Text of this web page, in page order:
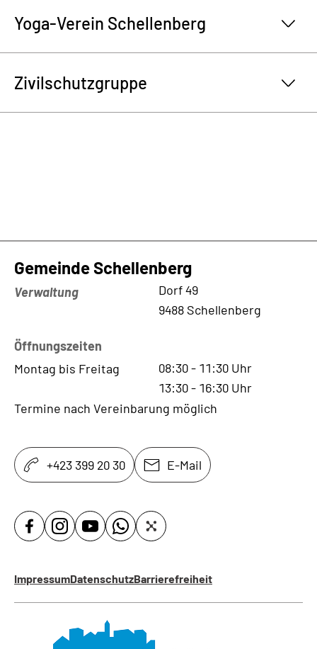
Yoga-Verein Schellenberg
Zivilschutzgruppe
Gemeinde Schellenberg
Verwaltung
Dorf 49
9488 Schellenberg
Öffnungszeiten
Montag bis Freitag
08:30- 11:30 Uhr
13:30- 16:30 Uhr
Termine nach Vereinbarung möglich
+423 399 20 30 E-Mail
ImpressumDatenschutzBarrierefreiheit